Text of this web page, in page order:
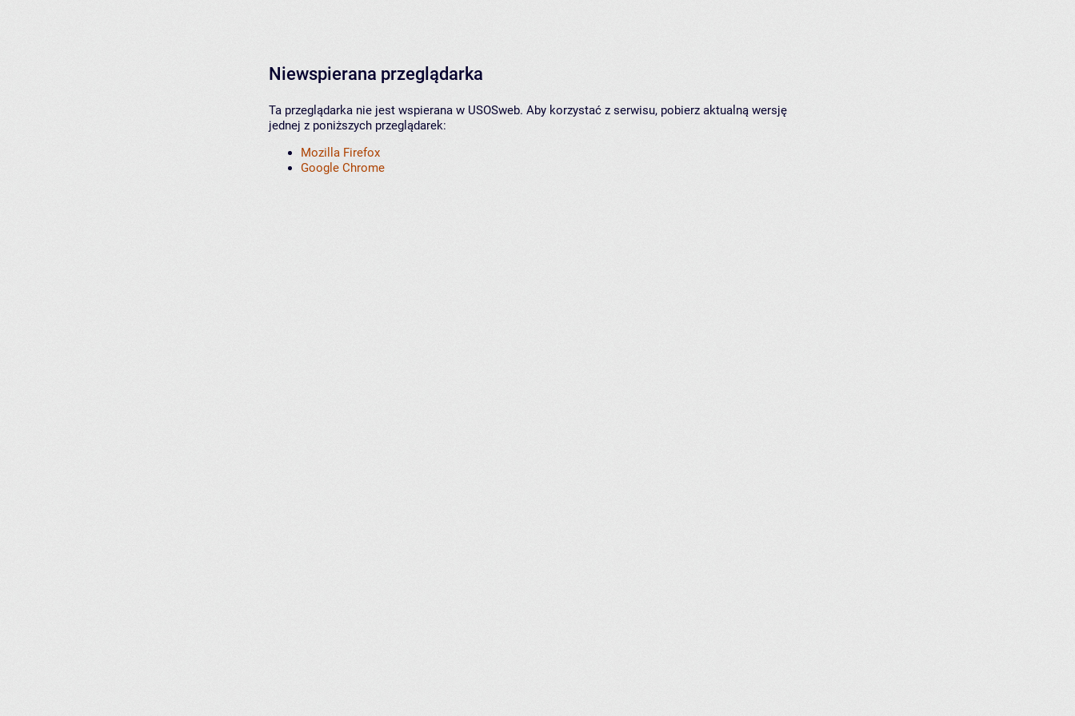
Niewspierana przeglądarka
Ta przeglądarka nie jest wspierana w USOSweb. Aby korzystać z serwisu, pobierz aktualną wersję
jednej z poniższych przeglądarek:
Mozilla Firefox
Google Chrome